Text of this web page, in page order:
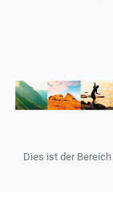
Dies ist der Bereich